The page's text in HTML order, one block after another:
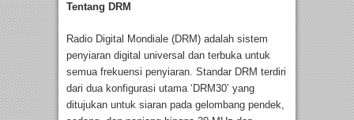
Tentang DRM
Radio Digital Mondiale (DRM) adalah sistem
penyiaran digital universal dan terbuka untuk
semua frekuensi penyiaran. Standar DRM terdiri
dari dua konfigurasi utama ‘DRM30’ yang
ditujukan untuk siaran pada gelombang pendek,